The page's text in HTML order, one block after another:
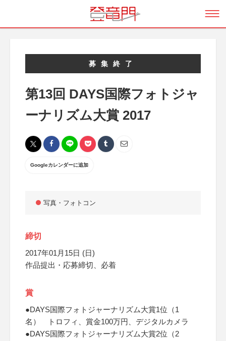
募集終了
第13回 DAYS国際フォトジャ
ーナリズム大賞 2017
Googleカレンダーに追加
写真・フォトコン
締切
2017年01月15日 (日)
作品提出・応募締切、必着
賞
●DAYS国際フォトジャーナリズム大賞1位（1
名） トロフィ、賞金100万円、デジタルカメラ
●DAYS国際フォトジャーナリズム大賞2位（2